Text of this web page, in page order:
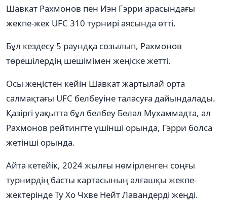
Шавкат Рахмонов пен Иэн Гэрри арасындағы
жекпе-жек UFC 310 турнирі аясында өтті.
Бұл кездесу 5 раундқа созылып, Рахмонов
төрешілердің шешімімен жеңіске жетті.
Осы жеңістен кейін Шавкат жартылай орта
салмақтағы UFC белбеуіне таласуға дайындалады.
Қазіргі уақытта бұл белбеу Белал Мухаммадта, ал
Рахмонов рейтингте үшінші орында, Гэрри болса
жетінші орында.
Айта кетейік, 2024 жылғы нөмірленген соңғы
турнирдің басты картасының алғашқы жекпе-
жектерінде Ту Хо Чхве Нейт Лавандерді жеңді.